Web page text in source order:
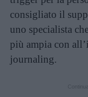
consigliato il
uno specialista
più ampia con
journaling.